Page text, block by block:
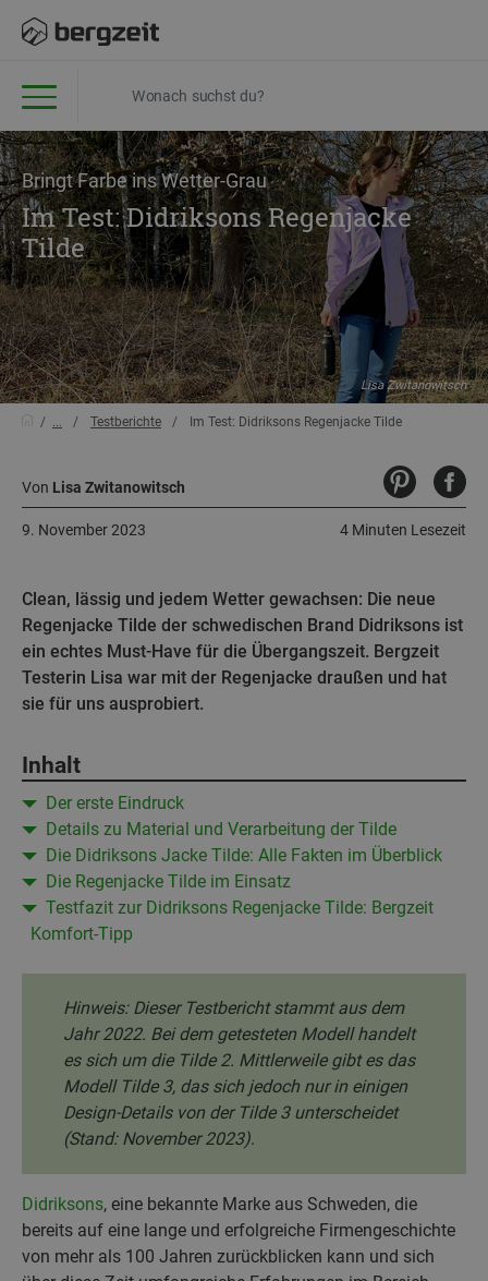
Bringt Farbe ins Wetter-Grau
Im Test: Didriksons Regenjacke
Tilde
Lisa Zwitanowitsch
... Testberichte Im Test: Didriksons Regenjacke Tilde
Von Lisa Zwitanowitsch
4 Minuten Lesezeit
9. November 2023
Clean, lässig und jedem Wetter gewachsen: Die neue
Regenjacke Tilde der schwedischen Brand Didriksons ist
ein echtes Must-Have für die Übergangszeit. Bergzeit
Testerin Lisa war mit der Regenjacke draußen und hat
sie für uns ausprobiert.
Inhalt
Der erste Eindruck
Details zu Material und Verarbeitung der Tilde
Die Didriksons Jacke Tilde: Alle Fakten im Überblick
Die Regenjacke Tilde im Einsatz
Testfazit zur Didriksons Regenjacke Tilde: Bergzeit
Komfort-Tipp
Hinweis: Dieser Testbericht stammt aus dem
Jahr 2022. Bei dem getesteten Modell handelt
es sich um die Tilde 2. Mittlerweile gibt es das
Modell Tilde 3, das sich jedoch nur in einigen
Design-Details von der Tilde 3 unterscheidet
(Stand: November 2023).
Didriksons, eine bekannte Marke aus Schweden, die
bereits auf eine lange und erfolgreiche Firmengeschichte
von mehr als 100 Jahren zurückblicken kann und sich